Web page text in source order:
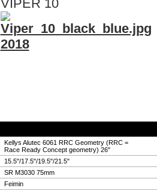
VIPER 10
Kellys Alutec 6061 RRC Geometry (RRC =
Race Ready Concept geometry) 26"
15.5"/17.5"/19.5"/21.5"
SR M3030 75mm
Feimin